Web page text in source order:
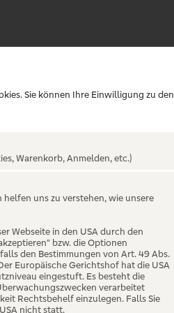
Sie können Ihre Einwilligung zu den
Warenkorb, Anmelden, etc.)
uns zu verstehen, wie unsere
Webseite in den USA durch den
bzw. die Optionen
den Bestimmungen von Art. 49 Abs.
Europäische Gerichtshof hat die USA
eingestuft. Es besteht die
verarbeitet
Rechtsbehelf einzulegen. Falls Sie
nicht statt.